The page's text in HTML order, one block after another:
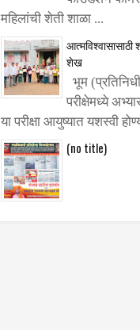
समजून
विकास
06
Aug
महिलांची शेती शाळा ...
शेख
भूम
परीक्षेमध्ये
या परीक्षा आयुष्यात यशस्वी
(no title)